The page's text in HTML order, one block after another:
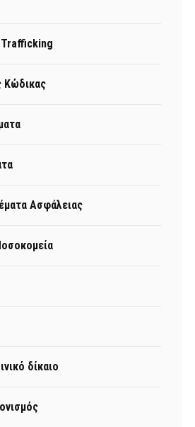
Κώδικας
Ασφάλειας
δίκαιο